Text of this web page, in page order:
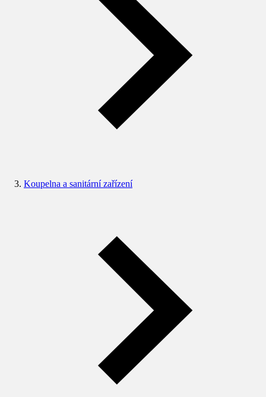
Koupelna a sanitární zařízení